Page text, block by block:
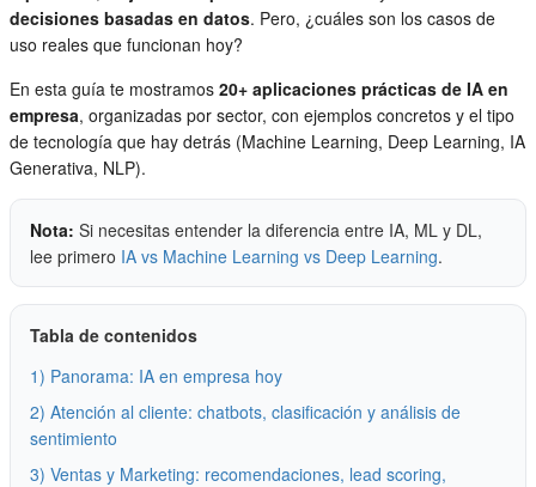
decisiones basadas en datos. Pero, ¿cuáles son los casos de
uso reales que funcionan hoy?
En esta guía te mostramos 20+ aplicaciones prácticas de IA en
empresa, organizadas por sector, con ejemplos concretos y el tipo
de tecnología que hay detrás (Machine Learning, Deep Learning, IA
Generativa, NLP).
Nota: Si necesitas entender la diferencia entre IA, ML y DL,
lee primero IA vs Machine Learning vs Deep Learning.
Tabla de contenidos
1) Panorama: IA en empresa hoy
2) Atención al cliente: chatbots, clasificación y análisis de
sentimiento
3) Ventas y Marketing: recomendaciones, lead scoring,